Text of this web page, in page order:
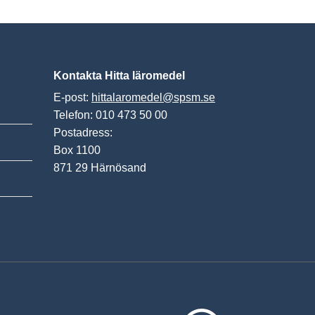
Kontakta Hitta läromedel
E-post: hittalaromedel@spsm.se
Telefon: 010 473 50 00
Postadress:
Box 1100
871 29 Härnösand